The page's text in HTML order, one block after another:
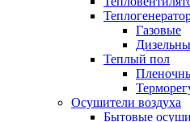
Газовые
Теплый пол
Осушители воздуха
Бытовые